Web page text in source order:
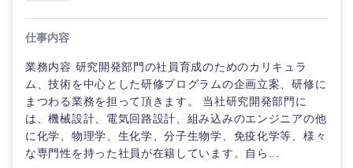
仕事内容
業務内容 研究開発部門の社員育成のためのカリキュラ
ム、技術を中心とした研修プログラムの企画立案、研修に
まつわる業務を担って頂きます。 当社研究開発部門に
は、機械設計、電気回路設計、組み込みのエンジニアの他
に化学、物理学、生化学、分子生物学、免疫化学等、様々
な専門性を持った社員が在籍しています。自ら...